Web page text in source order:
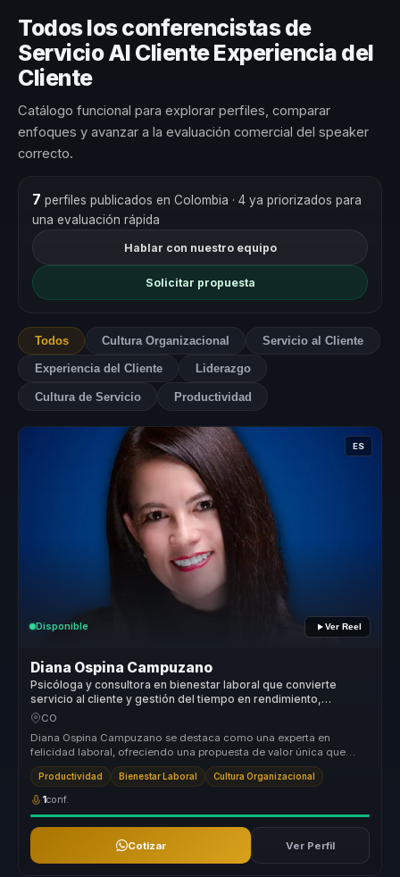
Todos los conferencistas de
Servicio Al Cliente Experiencia del
Cliente
Catálogo funcional para explorar perfiles, comparar
enfoques y avanzar a la evaluación comercial del speaker
correcto.
7 perfiles publicados en Colombia · 4 ya priorizados para
una evaluación rápida
Hablar con nuestro equipo
Solicitar propuesta
Todos Cultura Organizacional Servicio al Cliente
Experiencia del Cliente Liderazgo
Cultura de Servicio Productividad
ES
Disponible Ver Reel
Diana Ospina Campuzano
Psicóloga y consultora en bienestar laboral que convierte
servicio al cliente y gestión del tiempo en rendimiento,
equilibrio y cultura para equipos.
CO
Diana Ospina Campuzano se destaca como una experta en
felicidad laboral, ofreciendo una propuesta de valor única que
transforma culturas ...
Productividad Bienestar Laboral Cultura Organizacional
1conf.
Cotizar Ver Perfil